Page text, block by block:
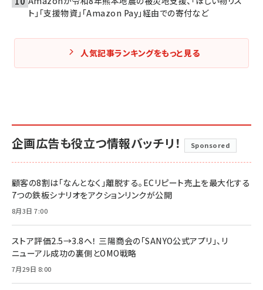
ト」「支援物資」「Amazon Pay」経由での寄付など
人気記事ランキングをもっと見る
企画広告も役立つ情報バッチリ！ Sponsored
顧客の8割は「なんとなく」離脱する。ECリピート売上を最大化する
7つの鉄板シナリオをアクションリンクが公開
8月3日 7:00
ストア評価2.5→3.8へ！ 三陽商会の「SANYO公式アプリ」、リ
ニューアル成功の裏側とOMO戦略
7月29日 8:00